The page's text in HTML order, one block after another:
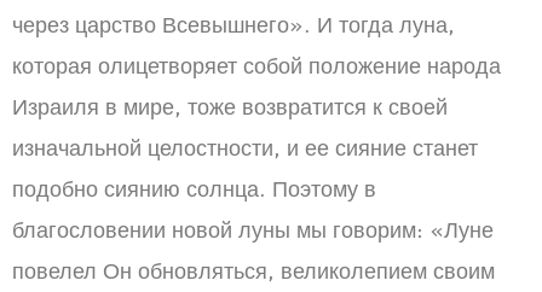
через царство Всевышнего». И тогда луна,
которая олицетворяет собой положение народа
Израиля в мире, тоже возвратится к своей
изначальной целостности, и ее сияние станет
подобно сиянию солнца. Поэтому в
благословении новой луны мы говорим: «Луне
повелел Он обновляться, великолепием своим